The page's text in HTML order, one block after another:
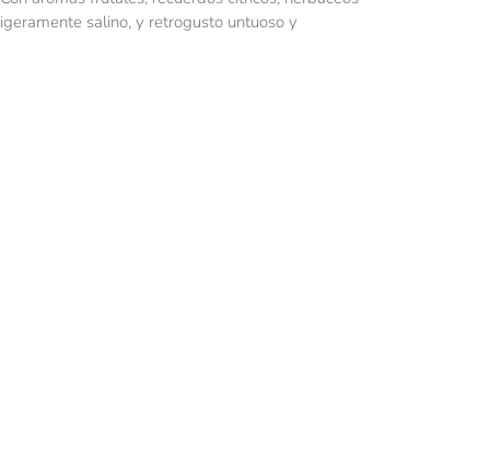
salino, y retrogusto untuoso y